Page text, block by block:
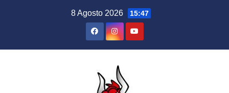
8 Agosto 2026 15:47